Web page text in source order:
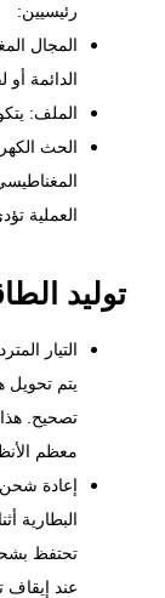
رئيسيين:
المجال
الدائمة أو
الملف:
الحث
العملية
توليد
تصحيح.
معظم
إعادة شحن
البطارية
تحتفظ
عند إيقاف